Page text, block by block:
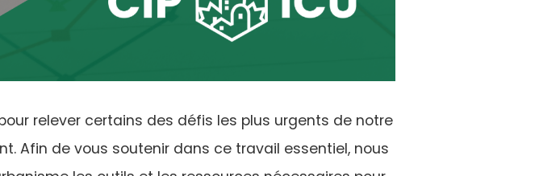
relever certains des défis les plus urgents de notre
Afin de vous soutenir dans ce travail essentiel, nous